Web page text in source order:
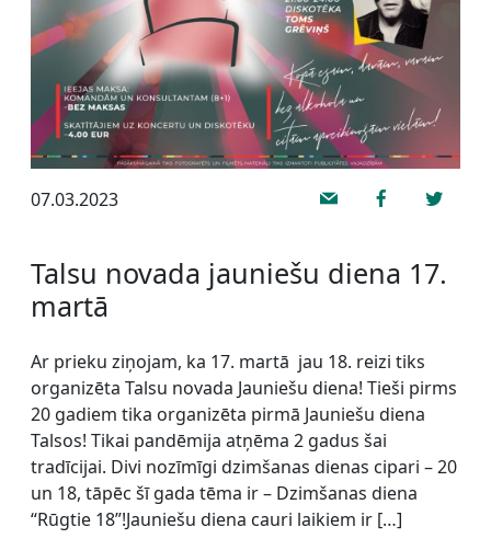
07.03.2023
Talsu novada jauniešu diena 17.
martā
Ar prieku ziņojam, ka 17. martā jau 18. reizi tiks
organizēta Talsu novada Jauniešu diena! Tieši pirms
20 gadiem tika organizēta pirmā Jauniešu diena
Talsos! Tikai pandēmija atņēma 2 gadus šai
tradīcijai. Divi nozīmīgi dzimšanas dienas cipari – 20
un 18, tāpēc šī gada tēma ir – Dzimšanas diena
“Rūgtie 18”!Jauniešu diena cauri laikiem ir […]